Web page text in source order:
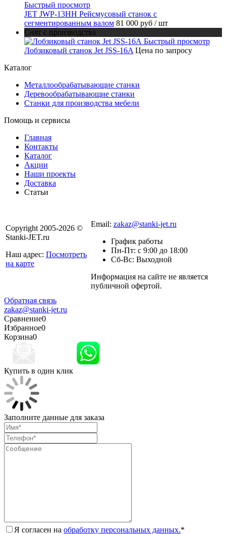
Быстрый просмотр
JET JWP-13HH Рейсмусовый станок с
сегментированным валом 81 000 руб / шт
Снят с производства
Быстрый просмотр
Лобзиковый станок Jet JSS-16A Цена по запросу
Каталог
Металлообрабатывающие станки
Деревообрабатывающие станки
Станки для производства мебели
Помощь и сервисы
Главная
Контакты
Каталог
Акции
Наши проекты
Доставка
Статьи
Copyright 2005-2026 ©
Stanki-JET.ru
Наш адрес: Посмотреть
на карте
Email: zakaz@stanki-jet.ru
График работы
Пн-Пт: с 9:00 до 18:00
Сб-Вс: Выходной
Информация на сайте не является
публичной офертой.
Обратная связь
zakaz@stanki-jet.ru
Сравнение0
Избранное0
Корзина0
Купить в один клик
Заполните данные для заказа
Я согласен на обработку персональных данных.*